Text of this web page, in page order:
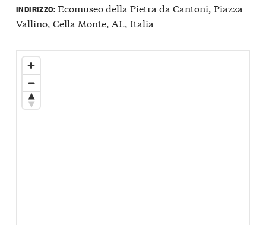
INDIRIZZO:Ecomuseo della Pietra da Cantoni, Piazza
Vallino, Cella Monte, AL, Italia